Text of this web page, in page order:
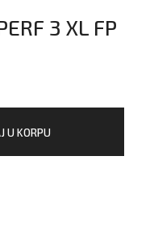
3 XL FP
U KORPU